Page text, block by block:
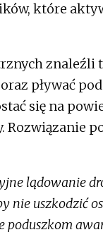
które
znaleźli
pływać
się na
Rozwiązanie
lądowanie
uszkodzić
poduszkom